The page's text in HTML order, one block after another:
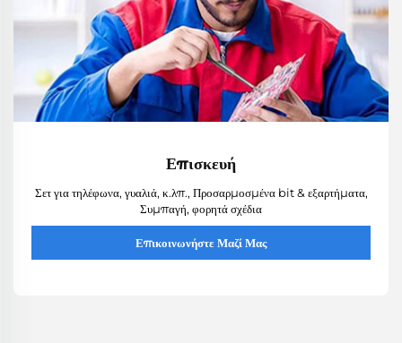
Επισκευή
Σετ για τηλέφωνα, γυαλιά, κ.λπ., Προσαρμοσμένα bit & εξαρτήματα,
Συμπαγή, φορητά σχέδια
Επικοινωνήστε Μαζί Μας